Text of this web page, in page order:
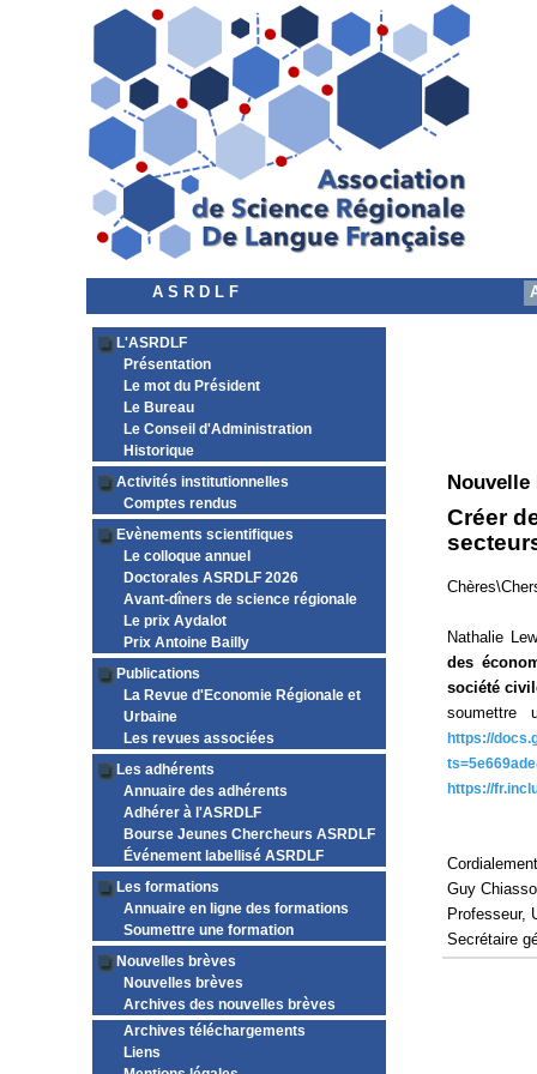
A S R D L F
L'ASRDLF
Présentation
Le mot du Président
Le Bureau
Le Conseil d'Administration
Historique
Activités institutionnelles
Comptes rendus
Evènements scientifiques
Le colloque annuel
Doctorales ASRDLF 2026
Avant-dîners de science régionale
Le prix Aydalot
Prix Antoine Bailly
Publications
La Revue d'Economie Régionale et
Urbaine
Les revues associées
Les adhérents
Annuaire des adhérents
Adhérer à l'ASRDLF
Bourse Jeunes Chercheurs ASRDLF
Événement labellisé ASRDLF
Les formations
Annuaire en ligne des formations
Soumettre une formation
Nouvelles brèves
Nouvelles brèves
Archives des nouvelles brèves
Archives téléchargements
Liens
Nouvelle
Créer
Nathalie
des
société
soumettre
https://
https://
Cordialement
Guy
Professeur,
Secrétaire